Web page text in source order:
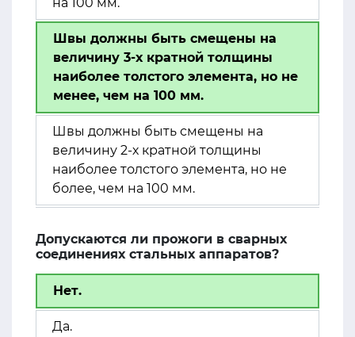
Швы должны быть смещены на
величину 3-х кратной толщины
наиболее толстого элемента, но не
менее, чем на 100 мм.
Швы должны быть смещены на
величину 2-х кратной толщины
наиболее толстого элемента, но не
более, чем на 100 мм.
Допускаются ли прожоги в сварных
соединениях стальных аппаратов?
Нет.
Да.